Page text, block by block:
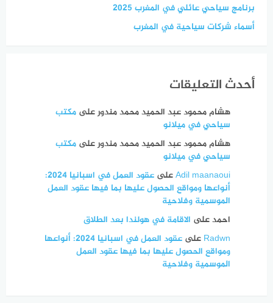
برنامج سياحي عائلي في المغرب 2025
أسماء شركات سياحية في المغرب
أحدث التعليقات
هشام محمود عبد الحميد محمد مندورعلى مكتب
سياحي في ميلانو
هشام محمود عبد الحميد محمد مندورعلى مكتب
سياحي في ميلانو
Adil maanaouiعلى
عقود العمل في اسبانيا 2024:
أنواعها ومواقع الحصول عليها بما فيها عقود العمل
الموسمية وفلاحية
احمدعلى الاقامة في هولندا بعد الطلاق
Radwn على
عقود العمل في اسبانيا 2024: أنواعها
ومواقع الحصول عليها بما فيها عقود العمل
الموسمية وفلاحية